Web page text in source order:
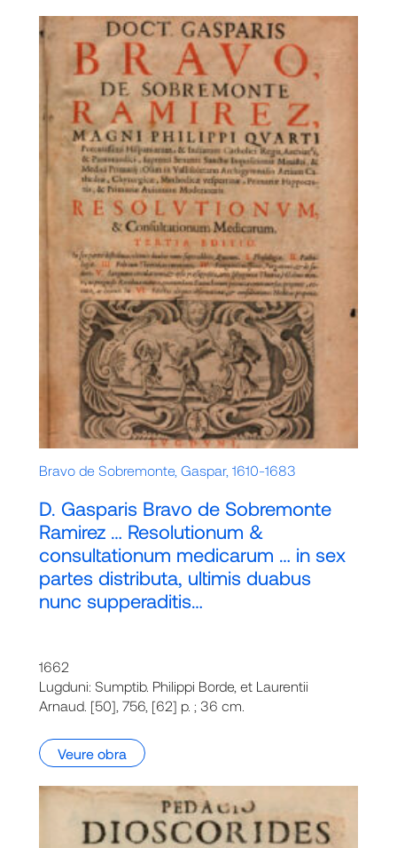
Bravo de Sobremonte, Gaspar, 1610-1683
D. Gasparis Bravo de Sobremonte
Ramirez … Resolutionum &
consultationum medicarum … in sex
partes distributa, ultimis duabus
nunc supperaditis…
1662
Lugduni: Sumptib. Philippi Borde, et Laurentii
Arnaud. [50], 756, [62] p. ; 36 cm.
Veure obra